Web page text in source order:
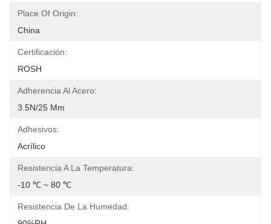
Place Of Origin:
China
Certificación:
ROSH
Adherencia Al Acero:
3.5N/25 Mm
Adhesivos:
Acrílico
Resistencia A La Temperatura:
-10 ℃ ~ 80 ℃
Resistencia De La Humedad: